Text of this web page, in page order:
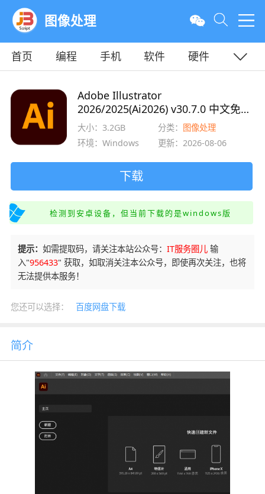
图像处理
首页 编程 手机 软件
硬件
Adobe Illustrator
2026/2025(Ai2026) v30.7.0 中文免费
正式直装版 64位
大小：3.2GB 分类： 图像处理
环境：Windows
更新：2026-08-06
下载
检测到安卓设备，但当前下载的是windows版
提示： 如需提取码，请关注本站公众号： IT服务圈儿输
入"956433" 获取，如取消关注本公众号，即使再次关注，也将
无法提供本服务！
您还可以选择： 百度网盘下载
简介